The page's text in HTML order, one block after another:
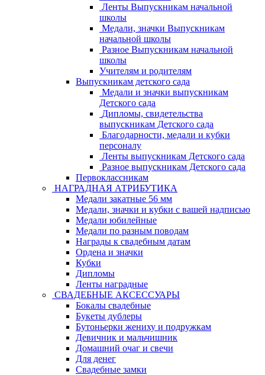
Ленты Выпускникам начальной
школы
Медали, значки Выпускникам
начальной школы
Разное Выпускникам начальной
школы
Учителям и родителям
Выпускникам детского сада
Медали и значки выпускникам
Детского сада
Дипломы, свидетельства
выпускникам Детского сада
Благодарности, медали и кубки
персоналу
Ленты выпускникам Детского сада
Разное выпускникам Детского сада
Первоклассникам
НАГРАДНАЯ АТРИБУТИКА
Медали закатные 56 мм
Медали, значки и кубки с вашей надписью
Медали юбилейные
Медали по разным поводам
Награды к свадебным датам
Ордена и значки
Кубки
Дипломы
Ленты наградные
СВАДЕБНЫЕ АКСЕССУАРЫ
Бокалы свадебные
Букеты дублеры
Бутоньерки жениху и подружкам
Девичник и мальчишник
Домашний очаг и свечи
Для денег
Свадебные замки